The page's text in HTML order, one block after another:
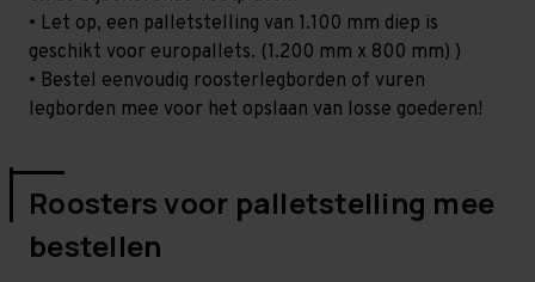
• Let op, een palletstelling van 1.100 mm diep is
geschikt voor europallets. (1.200 mm x 800 mm) )
• Bestel eenvoudig roosterlegborden of vuren
legborden mee voor het opslaan van losse goederen!
Roosters voor palletstelling mee
bestellen